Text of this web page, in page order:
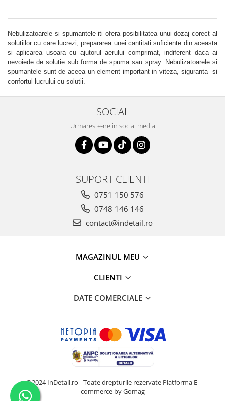
Nebulizatoarele si spumantele iti ofera posibilitatea unui dozaj corect al
solutiilor cu care lucrezi, prepararea unei cantitati suficiente din aceasta
si aplicarea usoara cu ajutorul aerului comprimat, indiferent daca ai
nevoiede de solutie sub forma de spuma sau spray. Nebulizatoarele si
spumantele sunt de aceea un element important in viteza, siguranta si
confortul lucrului cu solutii.
SOCIAL
Urmareste-ne in social media
SUPORT CLIENTI
0751 150 576
0748 146 146
contact@indetail.ro
MAGAZINUL MEU
CLIENTI
DATE COMERCIALE
@2024 InDetail.ro - Toate drepturile rezervate Platforma E-
commerce by Gomag